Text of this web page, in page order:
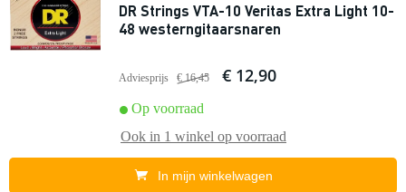
DR Strings VTA-10 Veritas Extra Light 10-
48 westerngitaarsnaren
Adviesprijs € 16,45 € 12,90
Op voorraad
Ook in 1 winkel op voorraad
In mijn winkelwagen